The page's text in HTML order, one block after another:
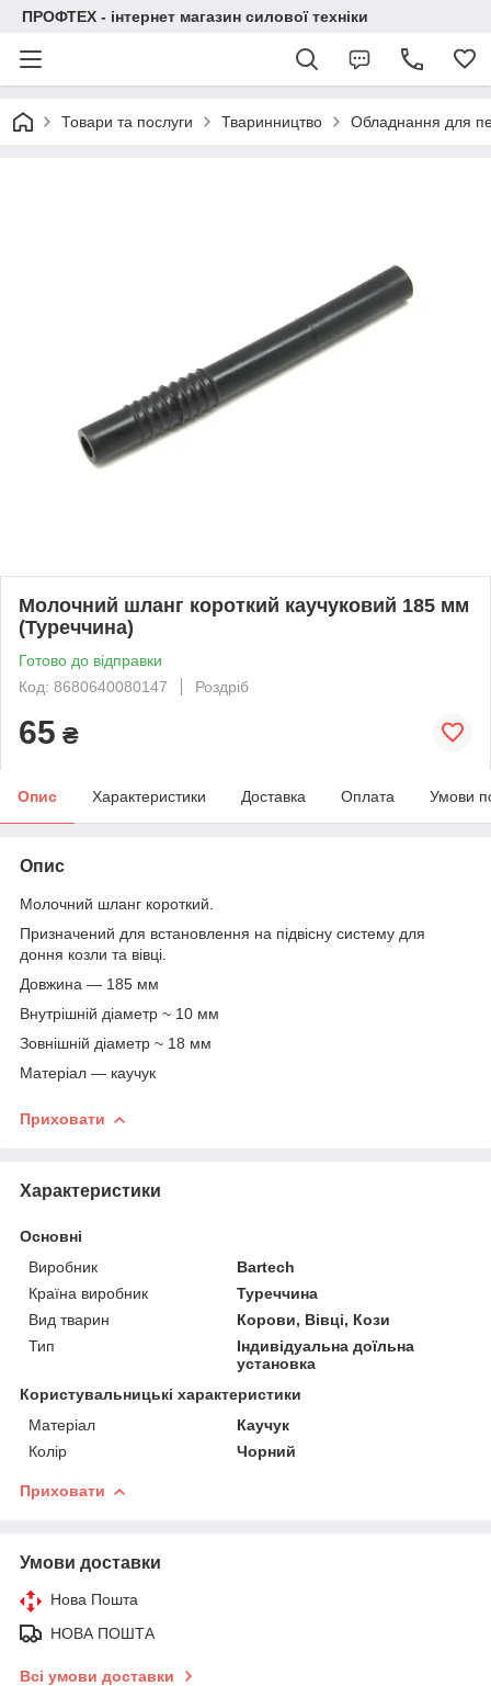
ПРОФТЕХ - інтернет магазин силової техніки
Товари та послуги Тваринництво Обладнання для
Молочний шланг короткий каучуковий 185 мм
(Туреччина)
Готово до відправки
Код: 8680640080147
Роздріб
65 ₴
Опис Характеристики Доставка Оплата Умови
Опис
Молочний шланг короткий.
Призначений для встановлення на підвісну систему для
доння козли та вівці.
Довжина — 185 мм
Внутрішній діаметр ~ 10 мм
Зовнішній діаметр ~ 18 мм
Матеріал — каучук
Приховати
Характеристики
Основні
Виробник
Bartech
Країна виробник
Туреччина
Вид тварин
Корови, Вівці, Кози
Тип
Індивідуальна доїльна
установка
Користувальницькі характеристики
Матеріал
Каучук
Колір
Чорний
Приховати
Умови доставки
Нова Пошта
НОВА ПОШТА
Всі умови доставки